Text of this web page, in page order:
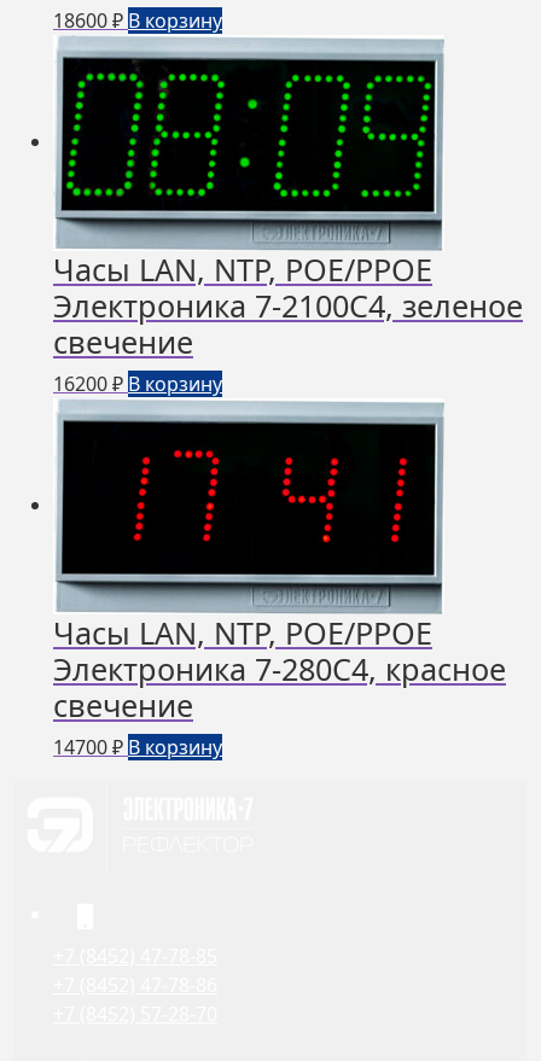
18600₽ В корзину
Часы LAN, NTP, РОЕ/РРОЕ
Электроника 7-2100С4, зеленое
свечение
16200₽ В корзину
Часы LAN, NTP, РОЕ/РРОЕ
Электроника 7-280С4, красное
свечение
14700₽ В корзину